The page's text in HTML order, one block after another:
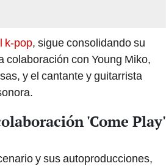
k-pop, sigue consolidando su
colaboración con Young Miko,
y el cantante y guitarrista
'Come Play'
y sus autoproducciones,